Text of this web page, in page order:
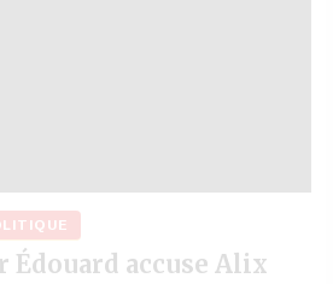
Édouard accuse Alix